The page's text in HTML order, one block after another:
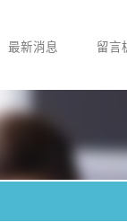
最新消息 留言